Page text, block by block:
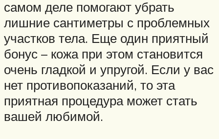
самом деле помогают убрать
лишние сантиметры с проблемных
участков тела. Еще один приятный
бонус – кожа при этом становится
очень гладкой и упругой. Если у вас
нет противопоказаний, то эта
приятная процедура может стать
вашей любимой.